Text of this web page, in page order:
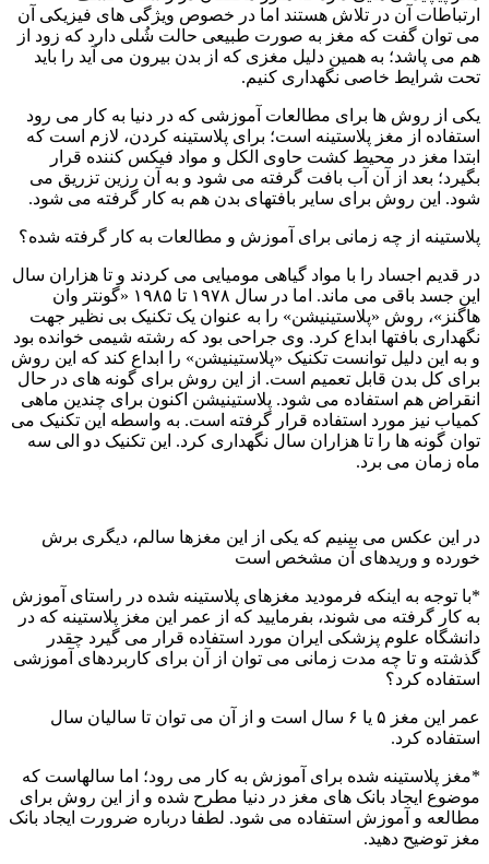
ارتباطات آن در تلاش هستند اما در خصوص ویژگی های فیزیکی آن
می توان گفت که مغز به صورت طبیعی حالت شُلی دارد که زود از
هم می پاشد؛ به همین دلیل مغزی که از بدن بیرون می آید را باید
تحت شرایط خاصی نگهداری کنیم.
یکی از روش ها برای مطالعات آموزشی که در دنیا به کار می رود
استفاده از مغز پلاستینه است؛ برای پلاستینه کردن، لازم است که
ابتدا مغز در محیط کشت حاوی الکل و مواد فیکس کننده قرار
بگیرد؛ بعد از آن آب بافت گرفته می شود و به آن رزین تزریق می
شود. این روش برای سایر بافتهای بدن هم به کار گرفته می شود.
پلاستینه از چه زمانی برای آموزش و مطالعات به کار گرفته شده؟
در قدیم اجساد را با مواد گیاهی مومیایی می کردند و تا هزاران سال
این جسد باقی می ماند. اما در سال ۱۹۷۸ تا ۱۹۸۵ «گونتر وان
هاگنز»، روش «پلاستینیشن» را به عنوان یک تکنیک بی نظیر جهت
نگهداری بافتها ابداع کرد. وی جراحی بود که رشته شیمی خوانده بود
و به این دلیل توانست تکنیک «پلاستینیشن» را ابداع کند که این روش
برای کل بدن قابل تعمیم است. از این روش برای گونه های در حال
انقراض هم استفاده می شود. پلاستینیشن اکنون برای چندین ماهی
کمیاب نیز مورد استفاده قرار گرفته است. به واسطه این تکنیک می
توان گونه ها را تا هزاران سال نگهداری کرد. این تکنیک دو الی سه
ماه زمان می برد.
در این عکس می بینیم که یکی از این مغزها سالم، دیگری برش
خورده و وریدهای آن مشخص است
*با توجه به اینکه فرمودید مغزهای پلاستینه شده در راستای آموزش
به کار گرفته می شوند، بفرمایید که از عمر این مغز پلاستینه که در
دانشگاه علوم پزشکی ایران مورد استفاده قرار می گیرد چقدر
گذشته و تا چه مدت زمانی می توان از آن برای کاربردهای آموزشی
استفاده کرد؟
عمر این مغز ۵ یا ۶ سال است و از آن می توان تا سالیان سال
استفاده کرد.
*مغز پلاستینه شده برای آموزش به کار می رود؛ اما سالهاست که
موضوع ایجاد بانک های مغز در دنیا مطرح شده و از این روش برای
مطالعه و آموزش استفاده می شود. لطفا درباره ضرورت ایجاد بانک
مغز توضیح دهید.